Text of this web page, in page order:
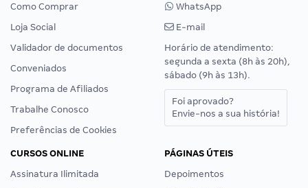
Como Comprar
Loja Social
Validador de documentos
Conveniados
Programa de Afiliados
Trabalhe Conosco
Preferências de Cookies
WhatsApp
E-mail
Horário de atendimento:
segunda a sexta (8h às 20h),
sábado (9h às 13h).
Foi aprovado?
Envie-nos a sua história!
CURSOS ONLINE
Assinatura Ilimitada
PÁGINAS ÚTEIS
Depoimentos